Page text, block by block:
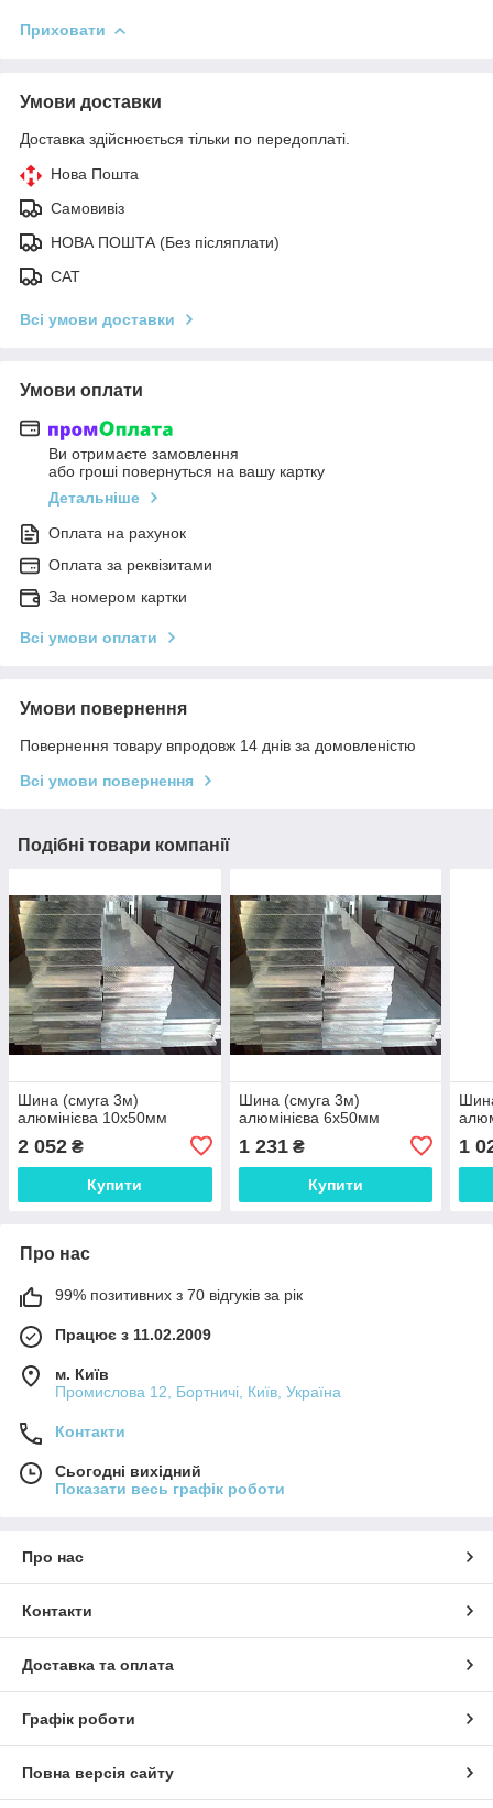
Приховати
Умови доставки
Доставка здійснюється тільки по передоплаті.
Нова Пошта
Самовивіз
НОВА ПОШТА (Без післяплати)
САТ
Всі умови доставки
Умови оплати
Ви отримаєте замовлення
або гроші повернуться на вашу картку
Детальніше
Оплата на рахунок
Оплата за реквізитами
За номером картки
Всі умови оплати
Умови повернення
Повернення товару впродовж 14 днів за домовленістю
Всі умови повернення
Подібні товари компанії
Шина (смуга 3м)
алюмінієва 10х50мм
2 052 ₴
Купити
Шина (смуга 3м)
алюмінієва 6х50мм
1 231₴
Купити
1
Про нас
99% позитивних з 70 відгуків за рік
Працює з 11.02.2009
м. Київ
Промислова 12, Бортничі, Київ, Україна
Контакти
Сьогодні вихідний
Показати весь графік роботи
Про нас
Контакти
Доставка та оплата
Графік роботи
Повна версія сайту